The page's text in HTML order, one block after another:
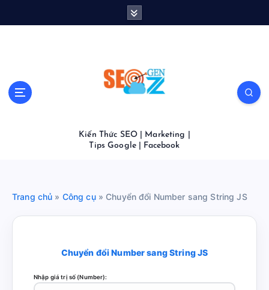
Kiến Thức SEO | Marketing |
Tips Google | Facebook
Trang chủ » Công cụ» Chuyển đổi Number sang String JS
Chuyển đổi Number sang String JS
Nhập giá trị số (Number):